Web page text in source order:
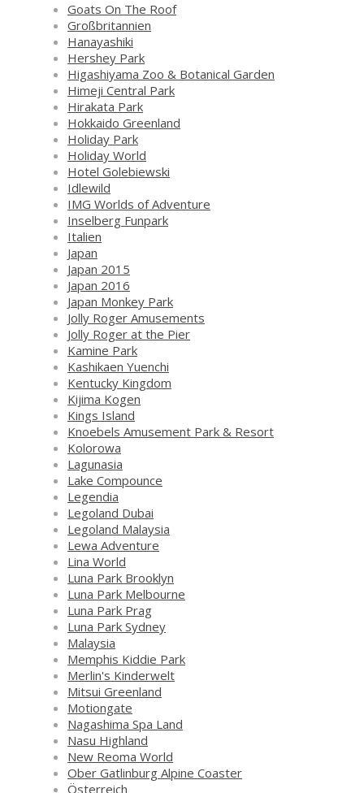
Goats On The Roof
Großbritannien
Hanayashiki
Hershey Park
Higashiyama Zoo & Botanical Garden
Himeji Central Park
Hirakata Park
Hokkaido Greenland
Holiday Park
Holiday World
Hotel Golebiewski
Idlewild
IMG Worlds of Adventure
Inselberg Funpark
Italien
Japan
Japan 2015
Japan 2016
Japan Monkey Park
Jolly Roger Amusements
Jolly Roger at the Pier
Kamine Park
Kashikaen Yuenchi
Kentucky Kingdom
Kijima Kogen
Kings Island
Knoebels Amusement Park & Resort
Kolorowa
Lagunasia
Lake Compounce
Legendia
Legoland Dubai
Legoland Malaysia
Lewa Adventure
Lina World
Luna Park Brooklyn
Luna Park Melbourne
Luna Park Prag
Luna Park Sydney
Malaysia
Memphis Kiddie Park
Merlin's Kinderwelt
Mitsui Greenland
Motiongate
Nagashima Spa Land
Nasu Highland
New Reoma World
Ober Gatlinburg Alpine Coaster
Österreich